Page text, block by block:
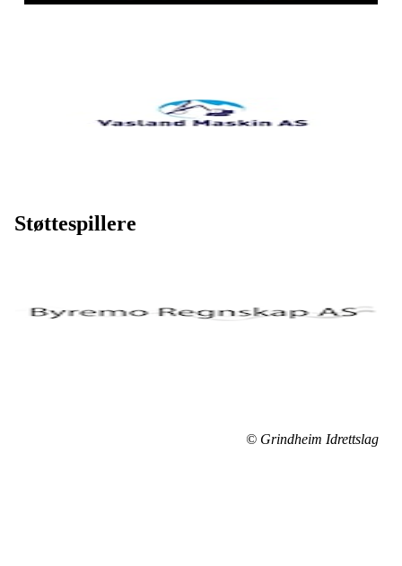
Støttespillere
© Grindheim Idrettslag